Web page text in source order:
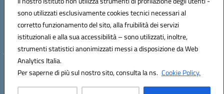
sono utilizzati esclusivamente cookies tecnici necessari al
corretto funzionamento del sito, alla fruibilità dei servizi
istituzionali e alla sua accessibilità – sono utilizzati, inoltre,
strumenti statistici anonimizzati messi a disposizione da Web
Analytics Italia.
Per saperne di più sul nostro sito, consulta la ns. Cookie Policy.
Codice meccanografico:RMIC8CW00P
Codice Indice delle Pubbliche Amministrazioni (IPA): istsc_RMIC8CW00P
Codice unico di fatturazione (CUF): UFA4NE
Hosting & Powered by 3D Solution S.r.l.
Concept & Design by Designers Italia